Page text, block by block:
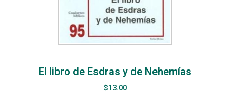
El libro de Esdras y de Nehemías
$13.00